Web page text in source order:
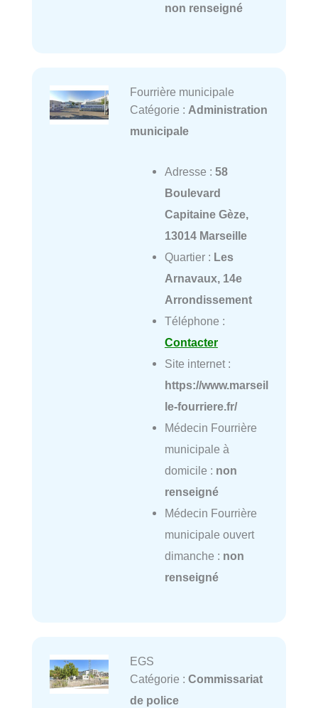
non renseigné
Fourrière municipale
Catégorie : Administration
municipale
Adresse : 58
Boulevard
Capitaine Gèze,
13014 Marseille
Quartier : Les
Arnavaux, 14e
Arrondissement
Téléphone :
Contacter
Site internet :
https://www.marseil
le-fourriere.fr/
Médecin Fourrière
municipale à
domicile : non
renseigné
Médecin Fourrière
municipale ouvert
dimanche : non
renseigné
EGS
Catégorie : Commissariat
de police